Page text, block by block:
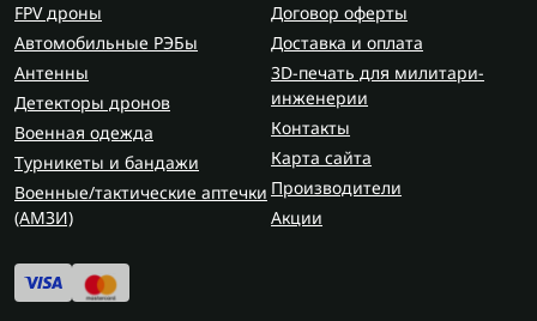
FPV дроны
Автомобильные РЭБы
Антенны
Детекторы дронов
Военная одежда
Турникеты и бандажи
Военные/тактические аптечки
(AMЗИ)
Договор оферты
Доставка и оплата
3D-печать для милитари-
инженерии
Контакты
Карта сайта
Производители
Акции